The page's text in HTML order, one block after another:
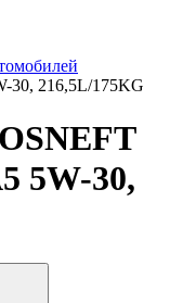
30, 216,5L/175KG
5W-30,